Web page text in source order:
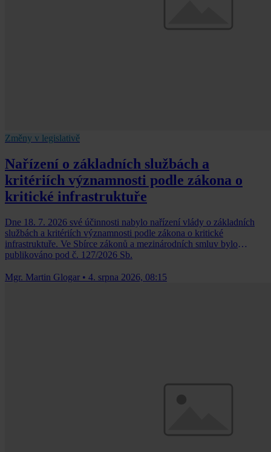
Změny v legislativě
Nařízení o základních službách a
kritériích významnosti podle zákona o
kritické infrastruktuře
Dne 18. 7. 2026 své účinnosti nabylo nařízení vlády o základních
službách a kritériích významnosti podle zákona o kritické
infrastruktuře. Ve Sbírce zákonů a mezinárodních smluv bylo
publikováno pod č. 127/2026 Sb.
Mgr. Martin Glogar • 4. srpna 2026, 08:15